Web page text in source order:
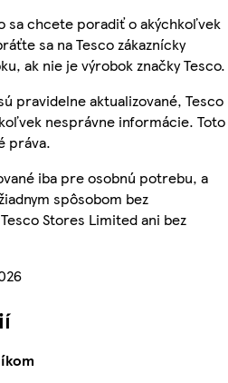
sa chcete poradiť o akýchkoľvek
sa na Tesco zákaznícky
ak nie je výrobok značky Tesco.
pravidelne aktualizované, Tesco
nesprávne informácie. Toto
práva.
iba pre osobnú potrebu, a
spôsobom bez
Stores Limited ani bez